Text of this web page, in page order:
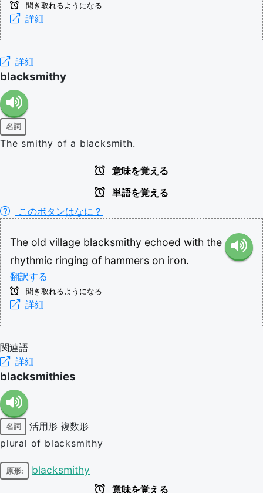
聞き取れるようになる
詳細
詳細
blacksmithy
名詞
The smithy of a blacksmith.
意味を覚える
単語を覚える
このボタンはなに？
The old village blacksmithy echoed with the
rhythmic ringing of hammers on iron.
翻訳する
聞き取れるようになる
詳細
関連語
詳細
blacksmithies
名詞 活用形 複数形
plural of blacksmithy
原形: blacksmithy
意味を覚える